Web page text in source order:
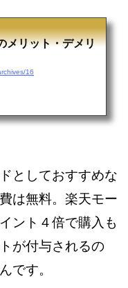
メリット・デメリ
16
としておすすめな
は無料。楽天モー
ント４倍で購入も
が付与されるの
です。